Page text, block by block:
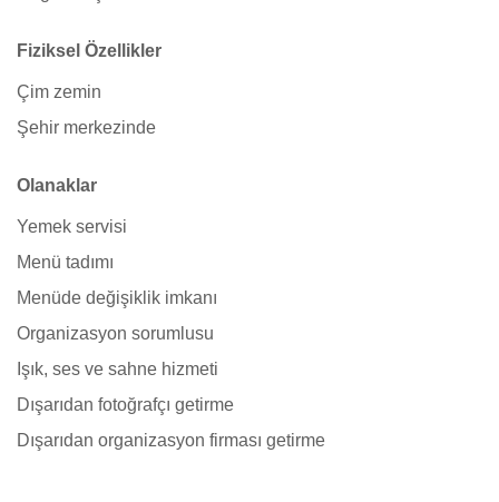
Fiziksel Özellikler
Çim zemin
Şehir merkezinde
Olanaklar
Yemek servisi
Menü tadımı
Menüde değişiklik imkanı
Organizasyon sorumlusu
Işık, ses ve sahne hizmeti
Dışarıdan fotoğrafçı getirme
Dışarıdan organizasyon firması getirme